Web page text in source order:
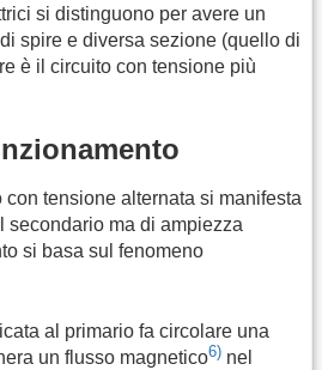
si distinguono per avere un
spire e diversa sezione (quello di
è il circuito con tensione più
tensione alternata si manifesta
secondario ma di ampiezza
si basa sul fenomeno
al primario fa circolare una
un flusso magnetico6) nel